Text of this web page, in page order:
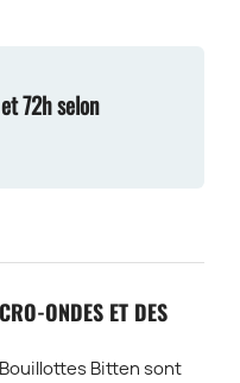
72h selon
ONDES ET DES
Bitten sont